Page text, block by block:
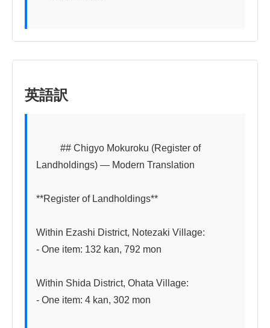
英語訳
Landholdings) — Modern Translation
**Register of Landholdings**
Within Ezashi District, Notezaki Village:
- One item: 132 kan, 792 mon
Within Shida District, Ohata Village:
- One item: 4 kan, 302 mon